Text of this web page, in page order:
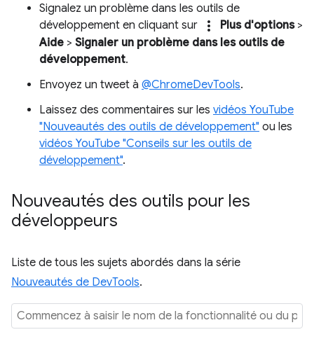
Signalez un problème dans les outils de
développement en cliquant sur
more_vert Plus d'options>
Aide > Signaler un problème dans les outils de
développement.
Envoyez un tweet à @ChromeDevTools.
Laissez des commentaires sur les vidéos YouTube
"Nouveautés des outils de développement" ou les
vidéos YouTube "Conseils sur les outils de
développement".
Nouveautés des outils pour les
développeurs
Liste de tous les sujets abordés dans la série
Nouveautés de DevTools.